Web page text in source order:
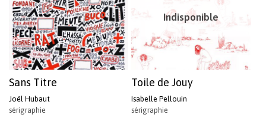
Sans Titre
Joël Hubaut
sérigraphie
Indisponible
Toile de Jouy
Isabelle Pellouin
sérigraphie